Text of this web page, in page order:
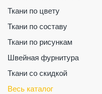
Ткани по цвету
Ткани по составу
Ткани по рисункам
Швейная фурнитура
Ткани со скидкой
Весь каталог